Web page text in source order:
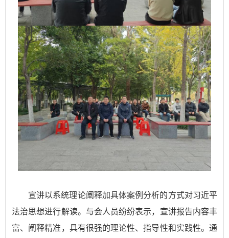
宣讲以系统理论阐释加具体案例分析的方式对习近平
法治思想进行解读。与会人员纷纷表示，宣讲报告内容丰
富、阐释精准，具有很强的理论性、指导性和实践性。通